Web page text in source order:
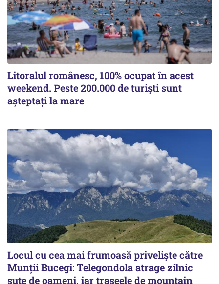
Litoralul românesc, 100% ocupat în acest
weekend. Peste 200.000 de turiști sunt
așteptați la mare
Locul cu cea mai frumoasă priveliște către
Munții Bucegi: Telegondola atrage zilnic
sute de oameni, iar traseele de mountain